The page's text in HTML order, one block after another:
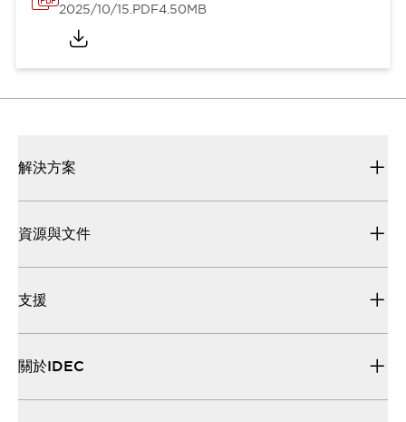
2025/10/15.PDF4.50MB
解決方案
資源與文件
支援
關於IDEC